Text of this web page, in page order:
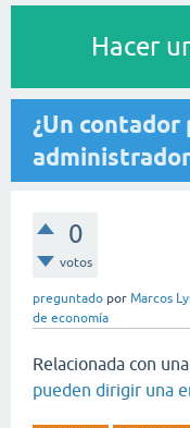
Hacer
¿Un contador
0
votos
preguntado por Marcos
de economía
Relacionada con
pueden dirigir una